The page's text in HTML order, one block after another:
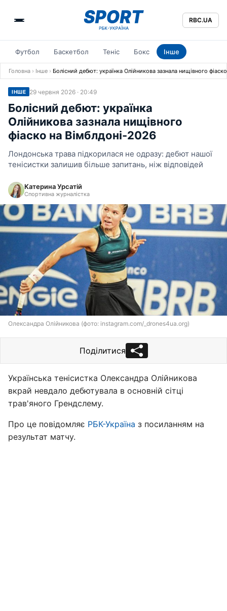
RBC.UA
Футбол Баскетбол Теніс Бокс Інше
Головна › Інше › Болісний дебют: українка Олійникова зазнала нищівного
ІНШЕ 29 червня 2026 · 20:49
Болісний дебют: українка
Олійникова зазнала нищівного
фіаско на Вімблдоні-2026
Лондонська трава підкорилася не одразу: дебют нашої
тенісистки залишив більше запитань, ніж відповідей
Катерина Урсатій
Спортивна журналістка
Олександра Олійникова (фото: instagram.com/_drones4ua.org)
Поділитися
Українська тенісистка Олександра Олійникова
вкрай невдало дебютувала в основній сітці
трав'яного Грендслему.
Про це повідомляє РБК-Україна з посиланням на
результат матчу.